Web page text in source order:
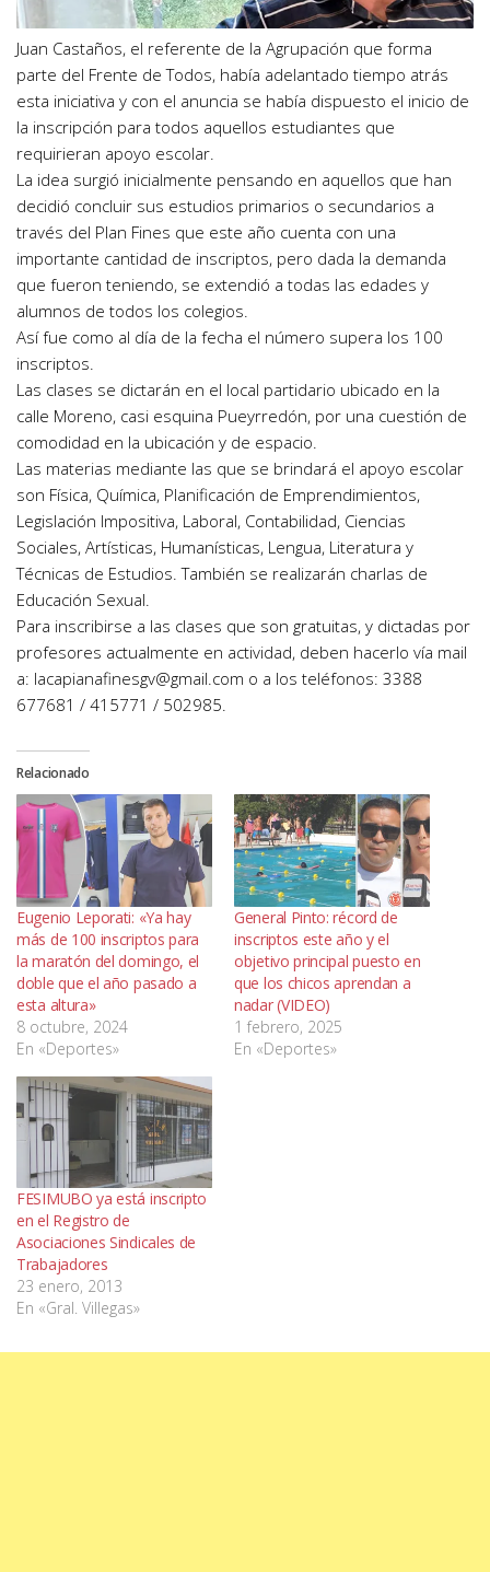
Juan Castaños, el referente de la Agrupación que forma
parte del Frente de Todos, había adelantado tiempo atrás
esta iniciativa y con el anuncia se había dispuesto el inicio de
la inscripción para todos aquellos estudiantes que
requirieran apoyo escolar.
La idea surgió inicialmente pensando en aquellos que han
decidió concluir sus estudios primarios o secundarios a
través del Plan Fines que este año cuenta con una
importante cantidad de inscriptos, pero dada la demanda
que fueron teniendo, se extendió a todas las edades y
alumnos de todos los colegios.
Así fue como al día de la fecha el número supera los 100
inscriptos.
Las clases se dictarán en el local partidario ubicado en la
calle Moreno, casi esquina Pueyrredón, por una cuestión de
comodidad en la ubicación y de espacio.
Las materias mediante las que se brindará el apoyo escolar
son Física, Química, Planificación de Emprendimientos,
Legislación Impositiva, Laboral, Contabilidad, Ciencias
Sociales, Artísticas, Humanísticas, Lengua, Literatura y
Técnicas de Estudios. También se realizarán charlas de
Educación Sexual.
Para inscribirse a las clases que son gratuitas, y dictadas por
profesores actualmente en actividad, deben hacerlo vía mail
a: lacapianafinesgv@gmail.com o a los teléfonos: 3388
677681 / 415771 / 502985.
Relacionado
Eugenio Leporati: «Ya hay
más de 100 inscriptos para
la maratón del domingo, el
doble que el año pasado a
esta altura»
8 octubre, 2024
En «Deportes»
General Pinto: récord de
inscriptos este año y el
objetivo principal puesto en
que los chicos aprendan a
nadar (VIDEO)
1 febrero, 2025
En «Deportes»
FESIMUBO ya está inscripto
en el Registro de
Asociaciones Sindicales de
Trabajadores
23 enero, 2013
En «Gral. Villegas»